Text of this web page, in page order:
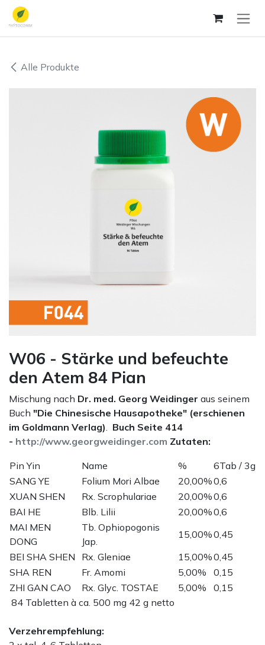
Zum Inhalt springen
Alle Produkte
W06 - Stärke und befeuchte
den Atem 84 Pian
Mischung nach Dr. med. Georg Weidinger aus seinem
Buch "Die Chinesische Hausapotheke" (erschienen
im Goldmann Verlag). Buch Seite 414
- http://www.georgweidinger.com Zutaten:
Pin Yin Name %
6Tab / 3g
SANG YE
Folium Mori Albae 20,00%0,6
XUAN SHEN
Rx. Scrophulariae 20,00%0,6
BAI HE
Blb. Lilii 20,00%0,6
MAI MEN
DONG
Tb. Ophiopogonis
Jap.
15,00%0,45
BEI SHA SHEN
Rx. Gleniae 15,00%0,45
SHA REN
Fr. Amomi 5,00%
0,15
ZHI GAN CAO
Rx. Glyc. TOSTAE 5,00%
0,15
84 Tabletten à ca. 500 mg 42 g netto
Verzehrempfehlung: